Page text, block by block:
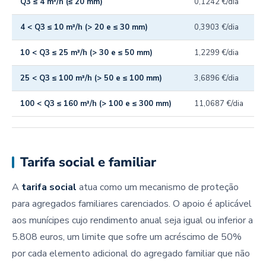
4 < Q3 ≤ 10 m³/h (> 20 e ≤ 30 mm) 0,3903 €/dia
10 < Q3 ≤ 25 m³/h (> 30 e ≤ 50 mm) 1,2299 €/dia
25 < Q3 ≤ 100 m³/h (> 50 e ≤ 100 mm) 3,6896 €/dia
100 < Q3 ≤ 160 m³/h (> 100 e ≤ 300 mm) 11,0687 €/dia
Tarifa social e familiar
A tarifa social atua como um mecanismo de proteção
para agregados familiares carenciados. O apoio é aplicável
aos munícipes cujo rendimento anual seja igual ou inferior a
5.808 euros, um limite que sofre um acréscimo de 50%
por cada elemento adicional do agregado familiar que não